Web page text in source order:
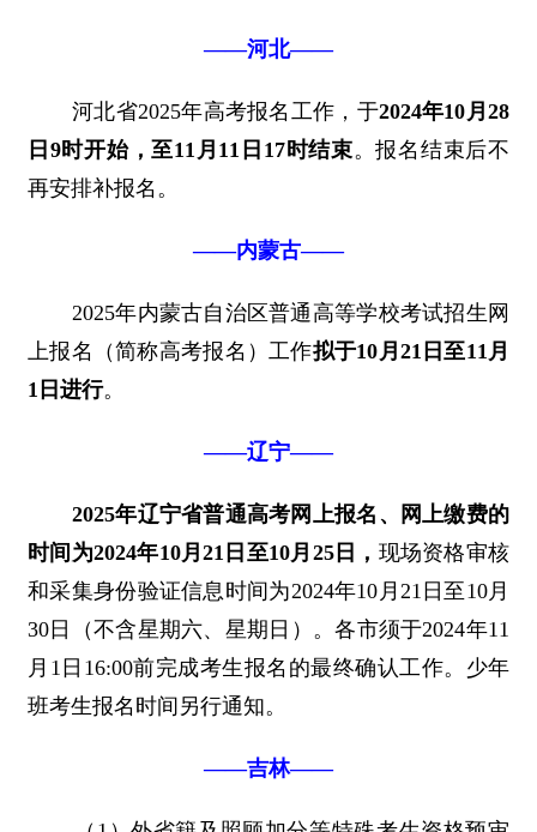
——河北——
河北省2025年高考报名工作，于2024年10月28
日9时开始，至11月11日17时结束。报名结束后不
再安排补报名。
——内蒙古——
2025年内蒙古自治区普通高等学校考试招生网
上报名（简称高考报名）工作拟于10月21日至11月
1日进行。
——辽宁——
2025年辽宁省普通高考网上报名、网上缴费的
时间为2024年10月21日至10月25日， 现场资格审核
和采集身份验证信息时间为2024年10月21日至10月
30日（不含星期六、星期日）。各市须于2024年11
月1日16:00前完成考生报名的最终确认工作。少年
班考生报名时间另行通知。
——吉林——